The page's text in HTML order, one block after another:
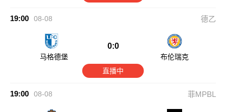
19:00 08-08 德乙
马格德堡
0:0
布伦瑞克
直播中
19:00 08-08 菲MPBL